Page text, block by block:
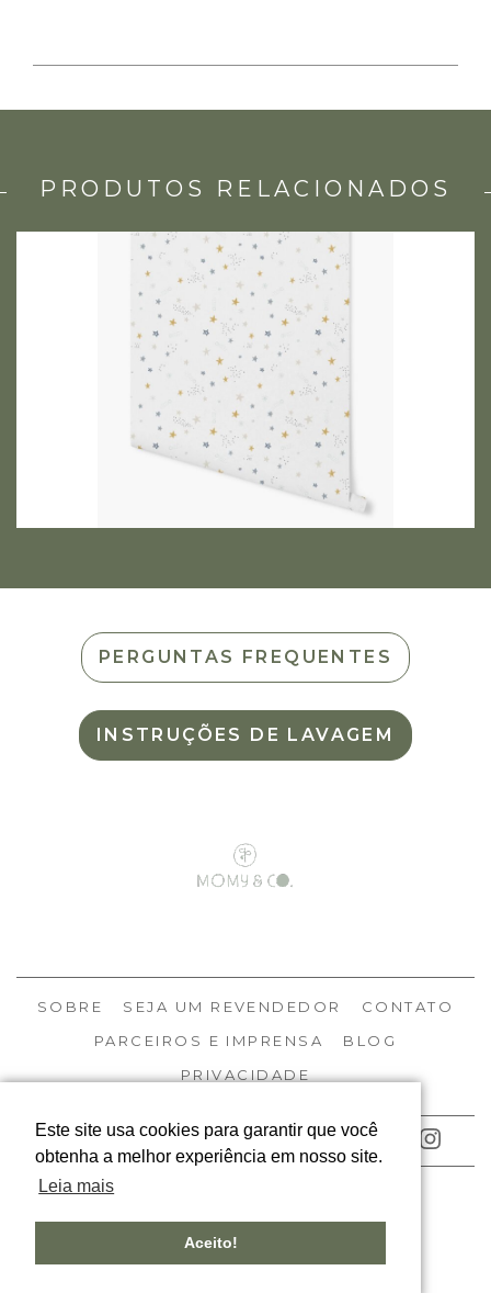
Este site usa cookies para garantir que você
obtenha a melhor experiência em nosso site.
Leia mais
Aceito!
PRODUTOS RELACIONADOS
PERGUNTAS FREQUENTES
INSTRUÇÕES DE LAVAGEM
SOBRE SEJA UM REVENDEDOR
CONTATO
PARCEIROS E IMPRENSA
BLOG
PRIVACIDADE
ACOMPANHE NOSSAS REDES
DESIGNED BY